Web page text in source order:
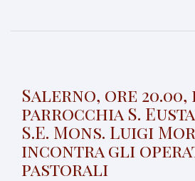
Salerno, ore 20.00,
parrocchia S.
S.E. Mons. Luigi
incontra gli
pastorali